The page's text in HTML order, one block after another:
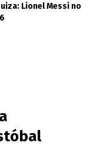
Lionel Messi no